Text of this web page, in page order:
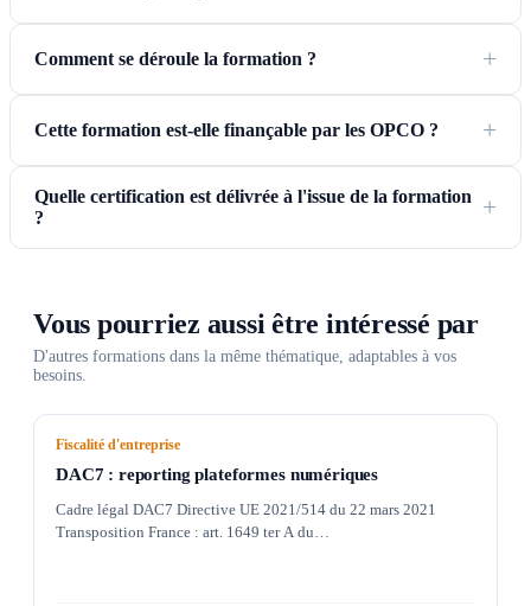
Comment se déroule la formation ?
Cette formation est-elle finançable par les OPCO ?
Quelle certification est délivrée à l'issue de la formation
?
Vous pourriez aussi être intéressé par
D'autres formations dans la même thématique, adaptables à vos
besoins.
Fiscalité d'entreprise
DAC7 : reporting plateformes numériques
Cadre légal DAC7 Directive UE 2021/514 du 22 mars 2021
Transposition France : art. 1649 ter A du…